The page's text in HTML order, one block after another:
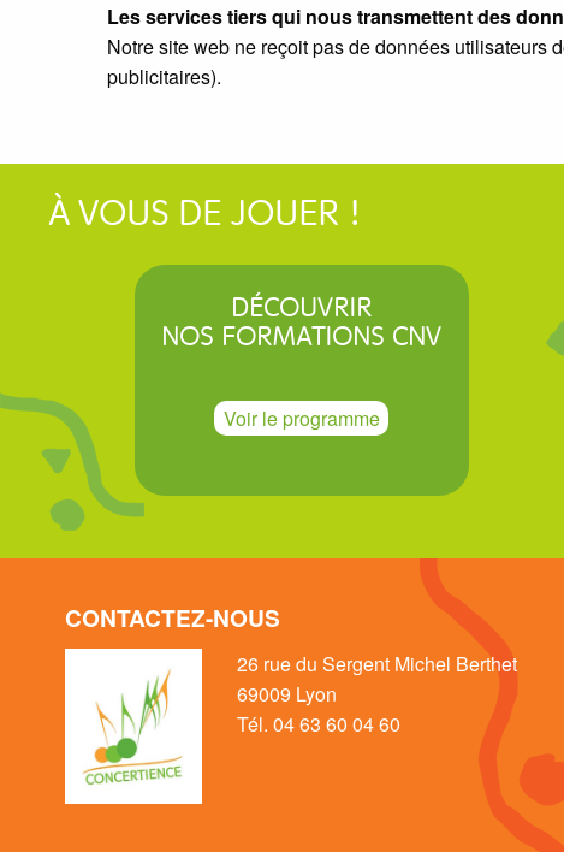
Les services tiers qui nous transmettent des
Notre site web ne reçoit pas de données utilisateurs
publicitaires).
À VOUS DE JOUER !
DÉCOUVRIR
NOS FORMATIONS CNV
Voir le programme
CONTACTEZ-NOUS
26 rue du Sergent Michel Berthet
69009 Lyon
Tél. 04 63 60 04 60